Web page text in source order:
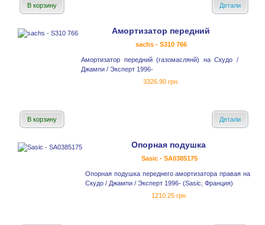
В корзину Детали
Амортизатор передний
sachs - S310 766
Амортизатор передний (газомаслянй) на Скудо /
Джампи / Эксперт 1996-
3326.90 грн.
В корзину Детали
Опорная подушка
Sasic - SA0385175
Опорная подушка переднего амортизатора правая на
Скудо / Джампи / Эксперт 1996- (Sasic, Франция)
1210.25 грн.